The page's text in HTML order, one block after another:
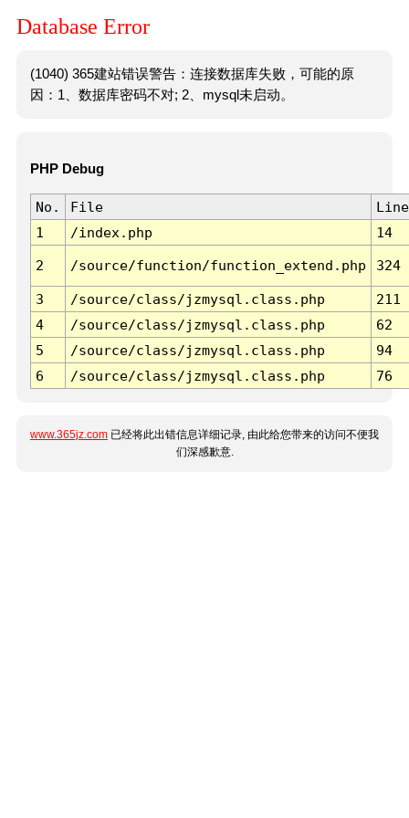
Database Error
(1040) 365建站错误警告：连接数据库失败，可能的原
因：1、数据库密码不对; 2、mysql未启动。
PHP Debug
No. File
Line
1
/index.php 14
2 /source/function/function_extend.php 324
3 /source/class/jzmysql.class.php
211
4
/source/class/jzmysql.class.php
62
5
/source/class/jzmysql.class.php
94
6
/source/class/jzmysql.class.php 76
www.365jz.com 已经将此出错信息详细记录, 由此给您带来的访问不便我
们深感歉意.